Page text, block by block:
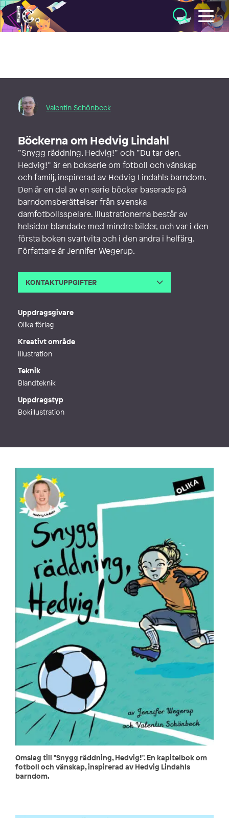
Illustratörcentrum
Valentin Schönbeck
Böckerna om Hedvig Lindahl
”Snygg räddning, Hedvig!” och ”Du tar den,
Hedvig!” är en bokserie om fotboll och vänskap
och familj, inspirerad av Hedvig Lindahls barndom.
Den är en del av en serie böcker baserade på
barndomsberättelser från svenska
damfotbollsspelare. Illustrationerna består av
helsidor blandade med mindre bilder, och var i den
första boken svartvita och i den andra i helfärg.
Författare är Jennifer Wegerup.
KONTAKTUPPGIFTER
Uppdragsgivare
Olika förlag
Kreativt område
Illustration
Teknik
Blandteknik
Uppdragstyp
Bokillustration
Omslag till "Snygg räddning, Hedvig!". En kapitelbok om
fotboll och vänskap, inspirerad av Hedvig Lindahls
barndom.